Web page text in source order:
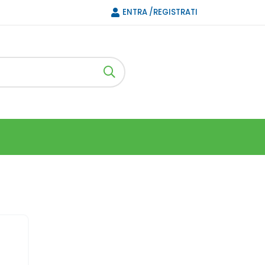
ENTRA /REGISTRATI